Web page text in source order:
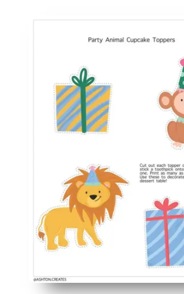
In wenigen Minuten fertig — einfach
Kinderfreundliche Party-Tierkunst
Flexibel einsetzbar — Cupcakes,
Einfaches Upgrade — veredeln Sie